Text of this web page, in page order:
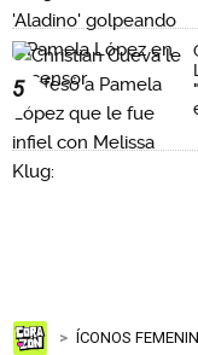
5
ÍCONOS